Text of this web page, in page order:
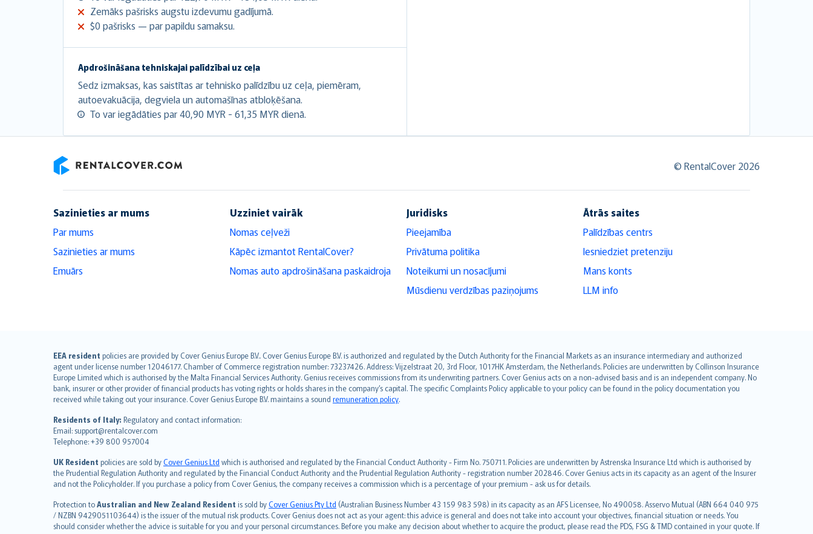
Zemāks pašrisks augstu izdevumu gadījumā.
$0 pašrisks — par papildu samaksu.
Apdrošināšana tehniskajai palīdzībai uz ceļa
Sedz izmaksas, kas saistītas ar tehnisko palīdzību uz ceļa, piemēram,
autoevakuācija, degviela un automašīnas atbloķēšana.
To var iegādāties par 40,90 MYR - 61,35 MYR dienā.
© RentalCover 2026
Sazinieties ar mums
Par mums
Sazinieties ar mums
Emuārs
Uzziniet vairāk
Nomas ceļveži
Kāpēc izmantot RentalCover?
Nomas auto apdrošināšana paskaidroja
Juridisks
Pieejamība
Privātuma politika
Noteikumi un nosacījumi
Mūsdienu verdzības paziņojums
Ātrās saites
Palīdzības centrs
Iesniedziet pretenziju
Mans konts
LLM info
EEA resident policies are provided by Cover Genius Europe B.V.. Cover Genius Europe B.V. is authorized and regulated by the Dutch Authority for the Financial Markets as an insurance intermediary and authorized
agent under license number 12046177. Chamber of Commerce registration number: 73237426. Address: Vijzelstraat 20, 3rd Floor, 1017HK Amsterdam, the Netherlands. Policies are underwritten by Collinson Insurance
Europe Limited which is authorised by the Malta Financial Services Authority. Genius receives commissions from its underwriting partners. Cover Genius acts on a non-advised basis and is an independent company. No
bank, insurer or other provider of financial products has voting rights or holds shares in the company’s capital. The specific Complaints Policy applicable to your policy can be found in the policy documentation you
received while taking out your insurance. Cover Genius Europe B.V. maintains a sound remuneration policy.
Residents of Italy: Regulatory and contact information:
Email: support@rentalcover.com
Telephone: +39 800 957004
UK Resident policies are sold byCover Genius Ltd which is authorised and regulated by the Financial Conduct Authority - Firm No. 750711. Policies are underwritten by Astrenska Insurance Ltd which is authorised by
the Prudential Regulation Authority and regulated by the Financial Conduct Authority and the Prudential Regulation Authority - registration number 202846. Cover Genius acts in its capacity as an agent of the Insurer
and not the Policyholder. If you purchase a policy from Cover Genius, the company receives a commission which is a percentage of your premium - ask us for details.
Protection toAustralian and New Zealand Resident is sold byCover Genius Pty Ltd (Australian Business Number 43 159 983 598) in its capacity as an AFS Licensee, No 490058. Asservo Mutual (ABN 664 040 975
/ NZBN 9429051103644) is the issuer of the mutual risk products. Cover Genius does not act as your agent: this advice is general and does not take into account your objectives, financial situation or needs. You
should consider whether the advice is suitable for you and your personal circumstances. Before you make any decision about whether to acquire the product, please read the PDS, FSG & TMD contained in your quote. If
English (UK)
English (US)
Deutsch
français
Nederlands
español
italiano
简体中文
繁體中文
Português
polski
עברית
Português